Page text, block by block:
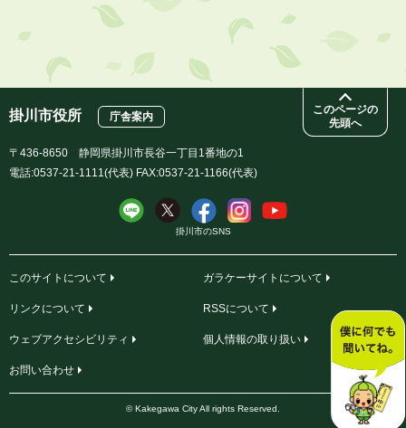
このページの
先頭へ
掛川市役所 庁舎案内
〒436-8650 静岡県掛川市長谷一丁目1番地の1
電話:0537-21-1111(代表) FAX:0537-21-1166(代表)
掛川市のSNS
このサイトについて ガラケーサイトについて
リンクについて RSSについて
ウェブアクセシビリティ 個人情報の取り扱い
お問い合わせ
© Kakegawa City All rights Reserved.